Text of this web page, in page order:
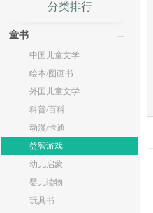
分类排行
童书
中国儿童文学
绘本/图画书
外国儿童文学
科普/百科
动漫/卡通
益智游戏
幼儿启蒙
婴儿读物
玩具书